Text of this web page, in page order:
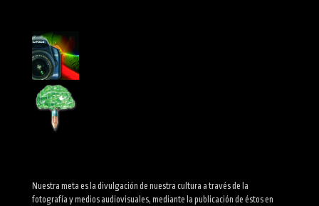
Nuestra meta es la divulgación de nuestra cultura a través de la
fotografía y medios audiovisuales, mediante la publicación de éstos en